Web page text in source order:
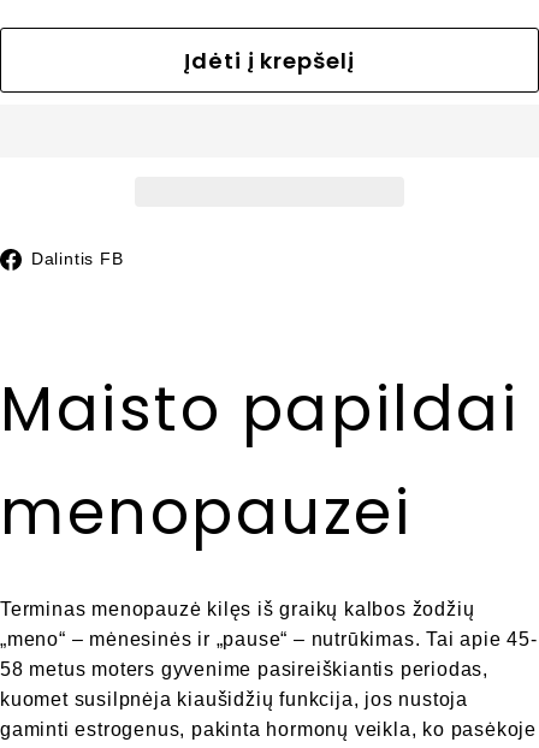
Įdėti į krepšelį
Dalintis FB
Maisto papildai
menopauzei
Terminas menopauzė kilęs iš graikų kalbos žodžių
„meno“ – mėnesinės ir „pause“ – nutrūkimas. Tai apie 45-
58 metus moters gyvenime pasireiškiantis periodas,
kuomet susilpnėja kiaušidžių funkcija, jos nustoja
gaminti estrogenus, pakinta hormonų veikla, ko pasėkoje